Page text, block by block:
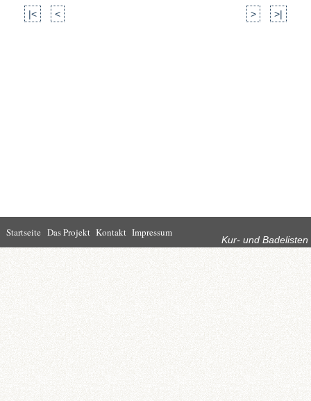
|< < > >|
Startseite
Leben in Bad
Homburg
Rathaus
Kultur Wirtschaft
Kur und
Tourismus
Kur- und Badelisten
Startseite Das Projekt Kontakt Impressum